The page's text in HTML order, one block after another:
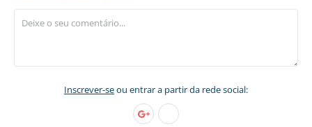
Inscrever-seou entrar a partir da rede social: